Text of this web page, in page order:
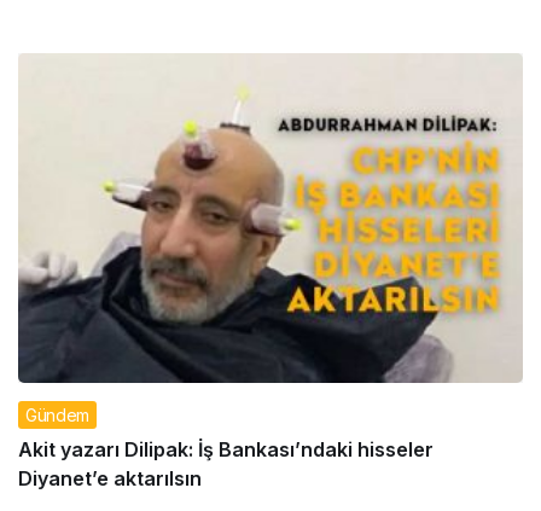
Gündem
Akit yazarı Dilipak: İş Bankası’ndaki hisseler
Diyanet’e aktarılsın